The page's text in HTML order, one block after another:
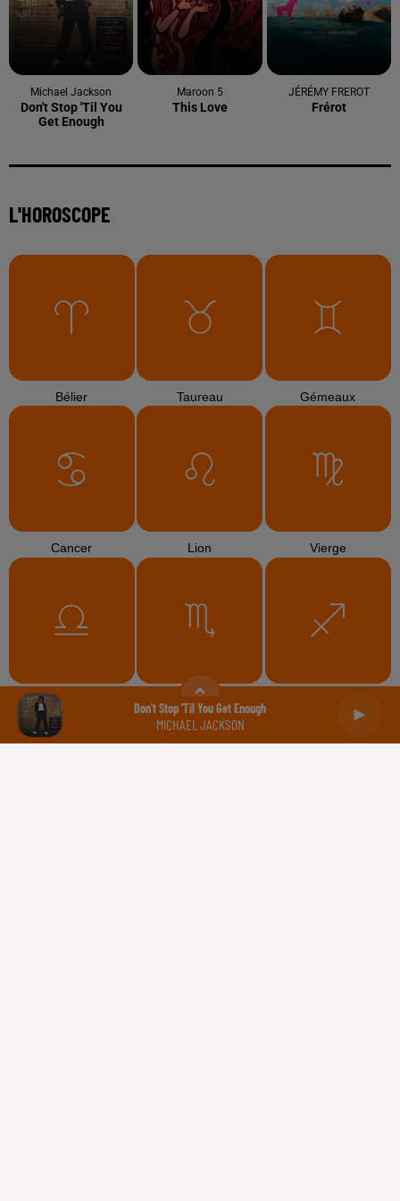
Don't Stop 'til You Get Enough
MICHAEL JACKSON
Michael Jackson
Don't Stop 'til You
Get Enough
Maroon 5
This Love
JÉRÉMY FREROT
Frérot
L'HOROSCOPE
Bélier Taureau Gémeaux
Cancer Lion Vierge
Balance Scorpion